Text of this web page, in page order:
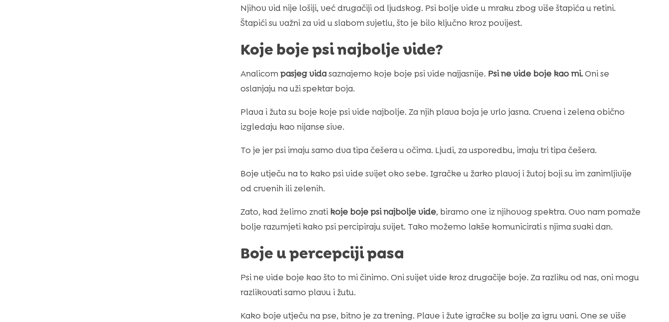
Njihov vid nije lošiji, već drugačiji od ljudskog. Psi bolje vide u mraku zbog više štapića u retini.
Štapići su važni za vid u slabom svjetlu, što je bilo ključno kroz povijest.
Koje boje psi najbolje vide?
Analicom pasjeg vidasaznajemo koje boje psi vide najjasnije. Psi ne vide boje kao mi.Oni se
oslanjaju na uži spektar boja.
Plava i žuta su boje koje psi vide najbolje. Za njih plava boja je vrlo jasna. Crvena i zelena obično
izgledaju kao nijanse sive.
To je jer psi imaju samo dva tipa češera u očima. Ljudi, za usporedbu, imaju tri tipa češera.
Boje utječu na to kako psi vide svijet oko sebe. Igračke u žarko plavoj i žutoj boji su im zanimljivije
od crvenih ili zelenih.
Zato, kad želimo znati koje boje psi najbolje vide, biramo one iz njihovog spektra. Ovo nam pomaže
bolje razumjeti kako psi percipiraju svijet. Tako možemo lakše komunicirati s njima svaki dan.
Boje u percepciji pasa
Psi ne vide boje kao što to mi činimo. Oni svijet vide kroz drugačije boje. Za razliku od nas, oni mogu
razlikovati samo plavu i žutu.
Kako boje utječu na pse, bitno je za trening. Plave i žute igračke su bolje za igru vani. One se više